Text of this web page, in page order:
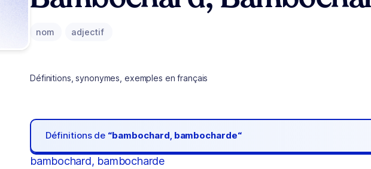
nom adjectif
Définitions, synonymes, exemples en français
Définitions de “bambochard, bambocharde“
bambochard, bambocharde